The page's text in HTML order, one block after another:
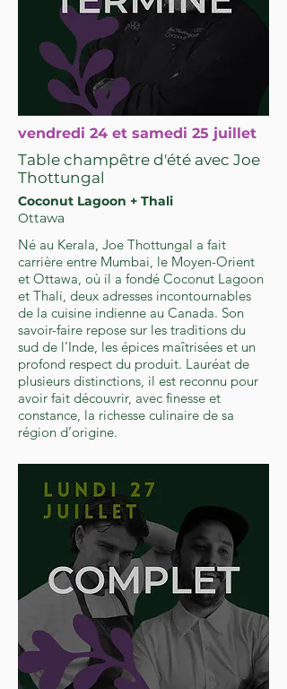
vendredi 24 et samedi 25 juillet
Table champêtre d'été avec Joe
Thottungal
Coconut Lagoon + Thali
Ottawa
Né au Kerala, Joe Thottungal a fait
carrière entre Mumbai, le Moyen-Orient
et Ottawa, où il a fondé Coconut Lagoon
et Thali, deux adresses incontournables
de la cuisine indienne au Canada. Son
savoir-faire repose sur les traditions du
sud de l’Inde, les épices maîtrisées et un
profond respect du produit. Lauréat de
plusieurs distinctions, il est reconnu pour
avoir fait découvrir, avec finesse et
constance, la richesse culinaire de sa
région d’origine.